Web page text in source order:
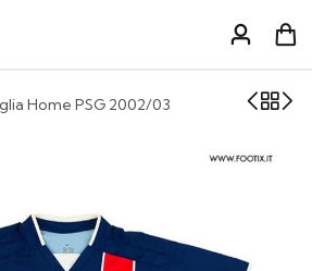
Home PSG 2002/03